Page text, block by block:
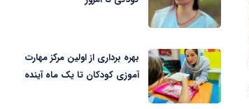
بهره برداری از اولین مرکز مهارت
آموزی کودکان تا یک ماه آینده